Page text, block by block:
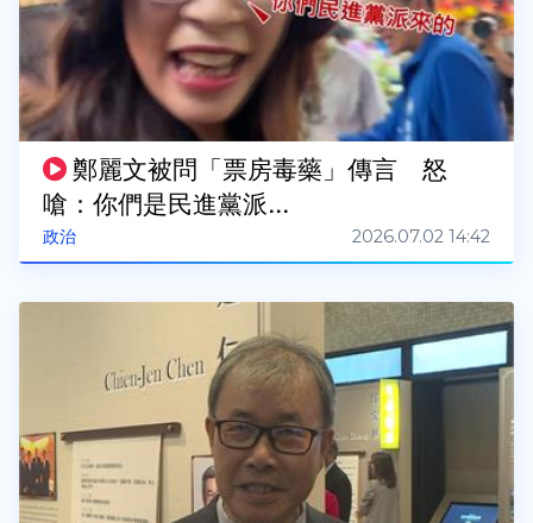
政治
鄭麗文被問「票房毒藥」傳言 怒
嗆：你們是民進黨派...
2026.07.02 14:42